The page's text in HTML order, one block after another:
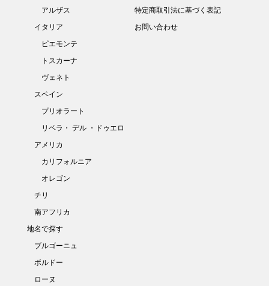
アルザス
イタリア
ピエモンテ
トスカーナ
ヴェネト
スペイン
プリオラート
リベラ・ デル ・ドゥエロ
アメリカ
カリフォルニア
オレゴン
チリ
南アフリカ
地名で探す
ブルゴーニュ
ボルドー
ローヌ
特定商取引法に基づく表記
お問い合わせ